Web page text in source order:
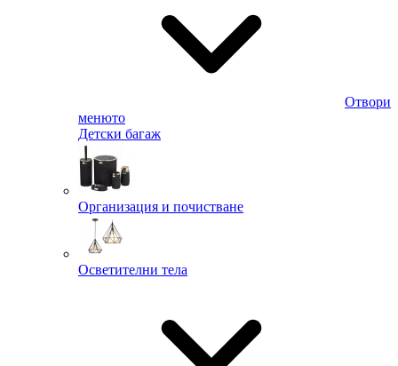
Отвори
менюто
Детски багаж
Организация и почистване
Осветителни тела